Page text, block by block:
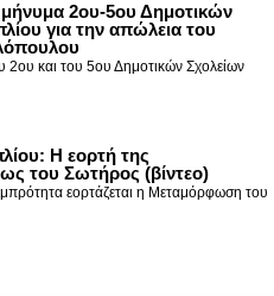
2ου-5ου Δημοτικών
για την απώλεια του
2ου και του 5ου Δημοτικών Σχολείων
Η εορτή της
του Σωτήρος (βίντεο)
εορτάζεται η Μεταμόρφωση του